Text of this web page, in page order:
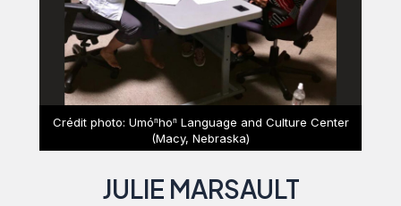
Crédit photo: Umóⁿhoⁿ Language and Culture Center
(Macy, Nebraska)
JULIE MARSAULT